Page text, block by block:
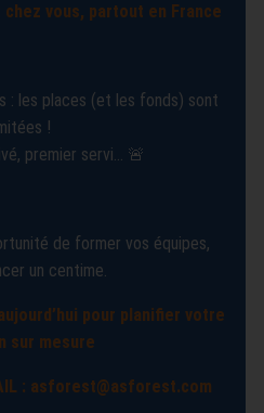
vous, partout en France
: les places (et les fonds) sont
!
premier servi... 🚨
de former vos équipes,
un centime.
pour planifier votre
sur mesure
: asforest@asforest.com